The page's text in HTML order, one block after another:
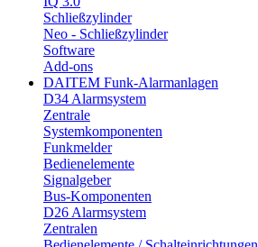
Schließzylinder
Neo - Schließzylinder
Software
Add-ons
DAITEM Funk-Alarmanlagen
D34 Alarmsystem
Zentrale
Systemkomponenten
Funkmelder
Bedienelemente
Signalgeber
Bus-Komponenten
D26 Alarmsystem
Zentralen